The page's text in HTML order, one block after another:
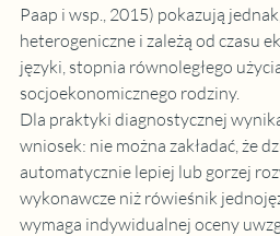
Paap i wsp., 2015) pokazują
heterogeniczne i zależą od czasu
języki, stopnia równoległego
socjoekonomicznego rodziny.
Dla praktyki diagnostycznej
wniosek: nie można zakładać, że
automatycznie lepiej lub gorzej
wykonawcze niż rówieśnik
wymaga indywidualnej oceny